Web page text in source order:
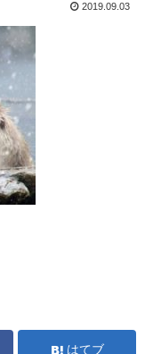
2019.09.03
はてブ